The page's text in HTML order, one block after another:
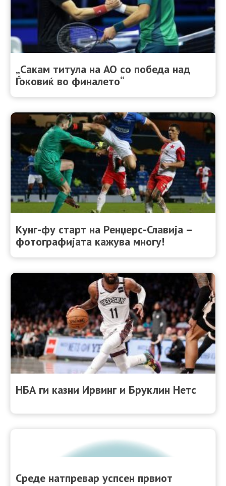
„Сакам титула на АО со победа над
Ѓоковиќ во финалето“
Кунг-фу старт на Ренџерс-Славија –
фотографијата кажува многу!
НБА ги казни Ирвинг и Бруклин Нетс
Среде натпревар успсен првиот